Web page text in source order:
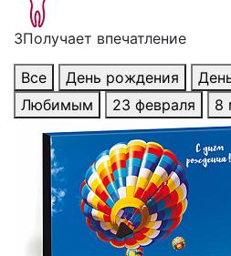
3Получает впечатление
Все День рождения
Любимым
23 февраля 8